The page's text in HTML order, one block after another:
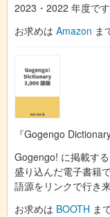
2023・2022 年度です
お求めは Amazon ま
『Gogengo
Gogengo! に掲載す
盛り込んだ電子書籍
語源をリンクで行き
お求めは BOOTH ま